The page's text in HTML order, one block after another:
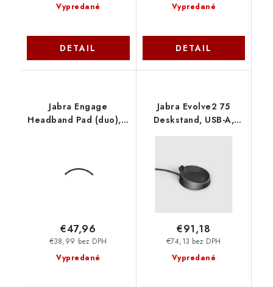
Vypredané
DETAIL
Vypredané
DETAIL
Jabra Engage
Headband Pad (duo), 5
Vypredané
€38,99 bez DPH
€47,96
Jabra Evolve2 75
Deskstand, USB-A,
Vypredané
€74,13 bez DPH
€91,18